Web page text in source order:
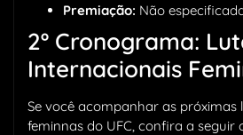
Premiação: Não
2º Cronograma:
Internacionais
Se você acompanhar as próximas
feminnas do UFC, confira a